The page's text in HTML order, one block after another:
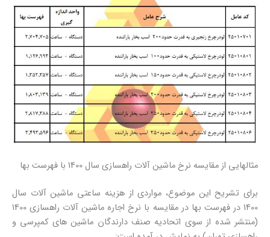
مثالهایی از مقایسه نرخ ماشین آلات راهسازی سال 1400 با فهرست بها
برای تشریح این موضوع، مواردی از هزینه ساعتی ماشین آلات سال
1400 در فهرست بها در مقایسه با نرخ اجاره ماشین آلات راهسازی 1400
(منتشر شده از سوی اتحادیه صنف دارندگان ماشین های کمپرسی و